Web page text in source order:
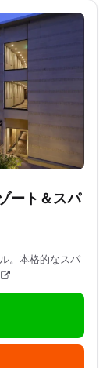
ート＆スパ
。本格的なスパ